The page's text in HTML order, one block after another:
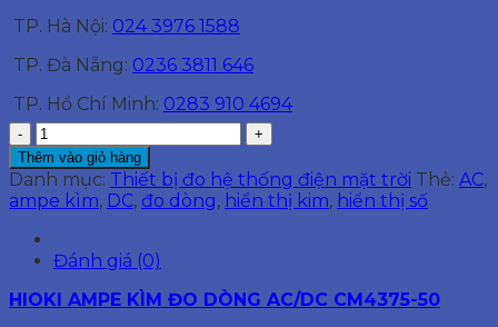
TP. Hà Nội: 024 3976 1588
TP. Đà Nẵng: 0236 3811 646
TP. Hồ Chí Minh: 0283 910 4694
HIOKI
AMPE
KÌM
ĐO
DÒNG
AC/DC
CM4375-
số
Thêm vào giỏ hàng
Danh mục: Thiết bị đo hệ thống điện mặt trời Thẻ: AC,
ampe kìm, DC, đo dòng, hiển thị kim, hiển thị số
Đánh giá (0)
HIOKI AMPE KÌM ĐO DÒNG AC/DC CM4375-50